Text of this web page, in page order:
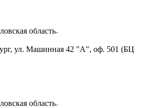
область
ул. Машинная 42 "А", оф. 501 (БЦ
область